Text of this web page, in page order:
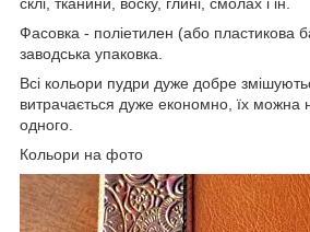
Фасовка - поліетилен (або пластикова
заводська упаковка.
Всі кольори пудри дуже добре
витрачається дуже економно, їх можна
одного.
Кольори на фото